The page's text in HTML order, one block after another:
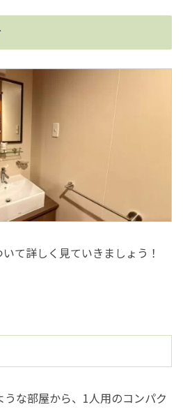
て詳しく見ていきましょう！
な部屋から、1人用のコンパク